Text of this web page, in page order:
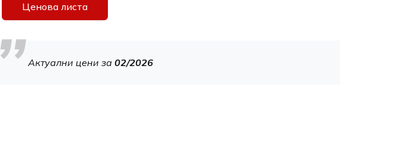
Ценова листа
Актуални цени за 02/2026